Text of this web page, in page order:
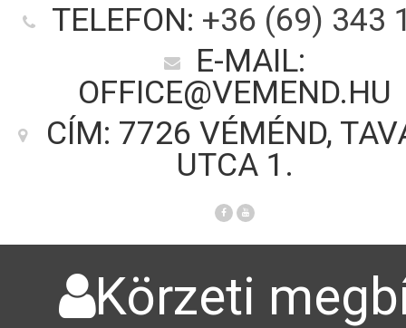
TELEFON: +36 (69) 343
E-MAIL:
OFFICE@VEMEND.HU
CÍM: 7726 VÉMÉND,
UTCA 1.
Körzeti